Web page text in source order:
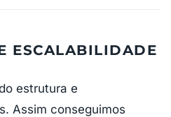
ESCALABILIDADE
estrutura e
Assim conseguimos